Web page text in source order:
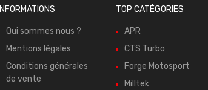
INFORMATIONS
Qui sommes nous ?
Mentions légales
Conditions générales
de vente
TOP CATÉGORIES
APR
CTS Turbo
Forge Motosport
Milltek